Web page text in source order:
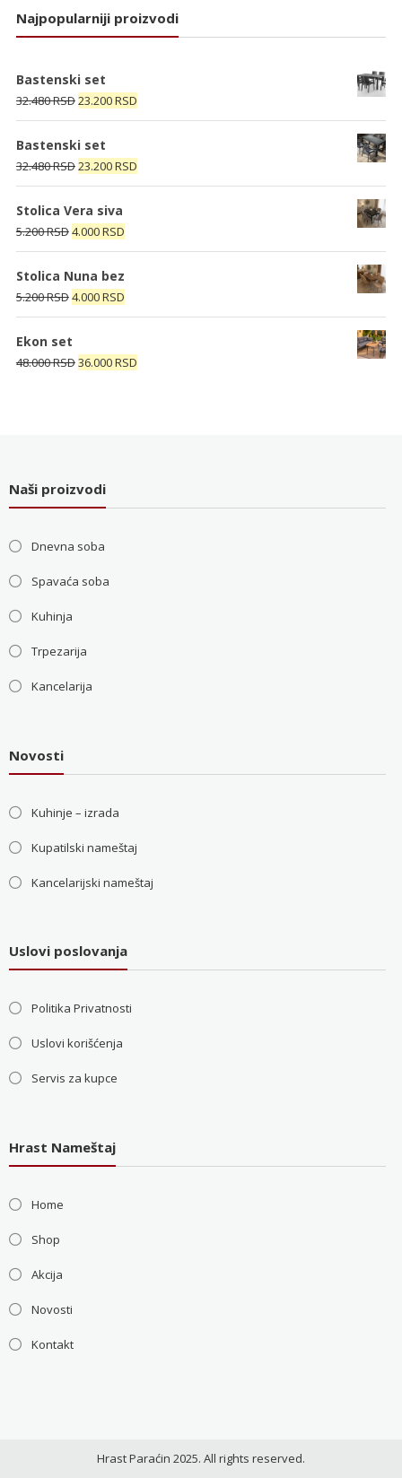
Najpopularniji proizvodi
Bastenski set
32.480RSDOriginalna
cena
je
bila:
32.480 RSD.
23.200RSDTrenutna
cena
23.200 RSD.
Bastenski set
32.480RSDOriginalna
cena
je
bila:
32.480 RSD.
23.200RSDTrenutna
cena
Stolica Vera siva
5.200RSDOriginalna
cena
je
bila:
5.200 RSD.
4.000RSDTrenutna
cena
je:
4.000 RSD.
Stolica Nuna bez
5.200RSDOriginalna
cena
je
bila:
4.000RSDTrenutna
cena
4.000 RSD.
Ekon set
48.000RSDOriginalna
36.000RSDTrenutna
Naši proizvodi
Dnevna soba
Spavaća soba
Kuhinja
Trpezarija
Kancelarija
Novosti
Kuhinje – izrada
Kupatilski nameštaj
Kancelarijski nameštaj
Uslovi poslovanja
Politika Privatnosti
Uslovi korišćenja
Servis za kupce
Hrast Nameštaj
Home
Shop
Akcija
Novosti
Kontakt
Hrast Paraćin 2025. All rights reserved.